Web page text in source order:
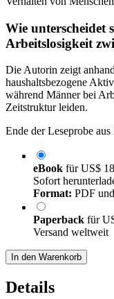
Wie unterscheidet
Arbeitslosigkeit
Die Autorin zeigt
haushaltsbezogene
während Männer bei
Zeitstruktur leiden.
Ende der Leseprobe
eBook fürUS$
Sofort
Format: PDF
Paperback für
Versand weltweit
In den Warenkorb
Details